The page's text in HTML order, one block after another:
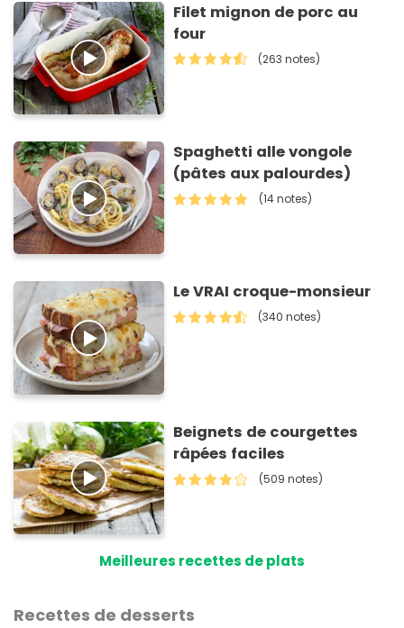
Filet mignon de porc au
four
(263 notes)
Spaghetti alle vongole
(pâtes aux palourdes)
(14 notes)
Le VRAI croque-monsieur
(340 notes)
Beignets de courgettes
râpées faciles
(509 notes)
Meilleures recettes de plats
Recettes de desserts